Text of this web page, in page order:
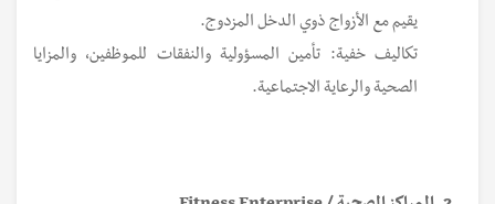
يقيم مع الأزواج ذوي الدخل المزدوج.
تكاليف خفية: تأمين المسؤولية والنفقات للموظفين، والمزايا
الصحية والرعاية الاجتماعية.